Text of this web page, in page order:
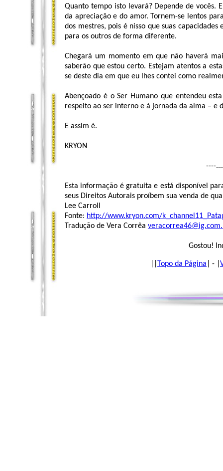
Quanto tempo isto levará? Depende de vocês.
da apreciação e do amor. Tornem-se lentos
dos mestres, pois é nisso que suas
para os outros de forma diferente.
Chegará um momento em que não haverá
saberão que estou certo. Estejam atentos a
se deste dia em que eu lhes contei como
Abençoado é o Ser Humano que entendeu
respeito ao ser interno e à jornada da alma – e
E assim é.
KRYON
----
Esta informação é gratuita e está disponível
seus Direitos Autorais proíbem sua venda de
Lee Carroll
Fonte: http://www.kryon.com/
Tradução de Vera Corrêa
Gostou!
Topo da Página | - |